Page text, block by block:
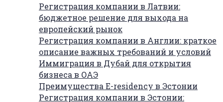
Регистрация компании в Латвии:
бюджетное решение для выхода на
европейский рынок
Регистрация компании в Англии: краткое
описание важных требований и условий
Иммиграция в Дубай для открытия
бизнеса в ОАЭ
Преимущества E-residency в Эстонии
Регистрация компании в Эстонии: